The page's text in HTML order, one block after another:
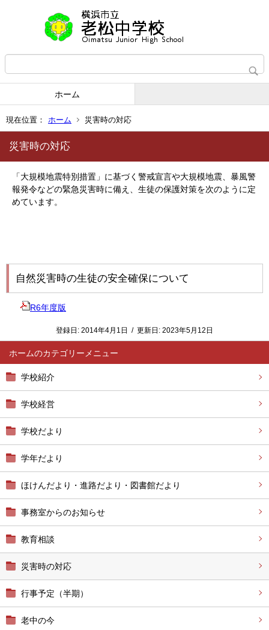
ホーム
現在位置： ホーム 災害時の対応
ホーム
学校紹介
学校経営
学校だより
学年だより
ほけんだより・進路だより・図書館だより
事務室からのお知らせ
教育相談
災害時の対応
行事予定（半期）
老中の今
災害時の対応
「大規模地震特別措置」に基づく警戒宣言や大規模地震、暴風警
報発令などの緊急災害時に備え、生徒の保護対策を次のように定
めています。
自然災害時の生徒の安全確保について
R6年度版
登録日: 2014年4月1日 / 更新日: 2023年5月12日